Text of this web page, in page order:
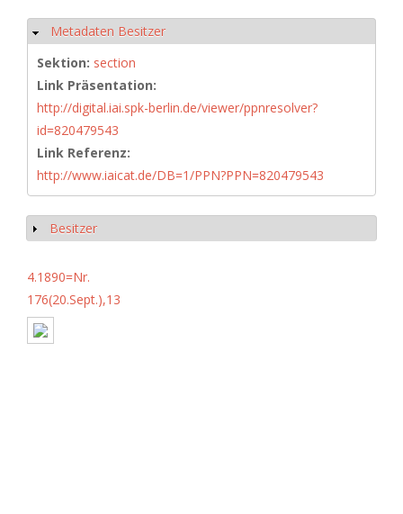
Ausblenden
Metadaten Besitzer
Sektion: section
Link Präsentation:
http://digital.iai.spk-berlin.de/viewer/ppnresolver?
id=820479543
Link Referenz:
http://www.iaicat.de/DB=1/PPN?PPN=820479543
Anzeigen
Besitzer
4.1890=Nr.
176(20.Sept.),13